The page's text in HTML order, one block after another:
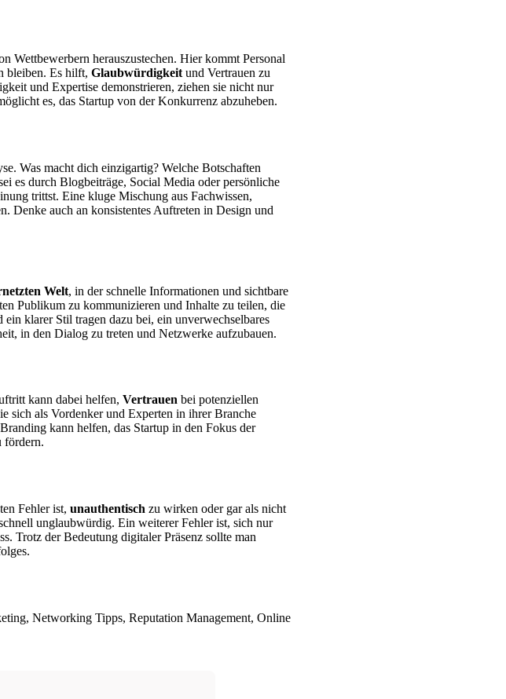
Wettbewerbern herauszustechen. Hier kommt Personal
bleiben. Es hilft, Glaubwürdigkeit und Vertrauen zu
und Expertise demonstrieren, ziehen sie nicht nur
es, das Startup von der Konkurrenz abzuheben.
Was macht dich einzigartig? Welche Botschaften
es durch Blogbeiträge, Social Media oder persönliche
trittst. Eine kluge Mischung aus Fachwissen,
Denke auch an konsistentes Auftreten in Design und
Welt, in der schnelle Informationen und sichtbare
Publikum zu kommunizieren und Inhalte zu teilen, die
klarer Stil tragen dazu bei, ein unverwechselbares
in den Dialog zu treten und Netzwerke aufzubauen.
kann dabei helfen, Vertrauen bei potenziellen
sich als Vordenker und Experten in ihrer Branche
kann helfen, das Startup in den Fokus der
fördern.
Fehler ist, unauthentisch zu wirken oder gar als nicht
unglaubwürdig. Ein weiterer Fehler ist, sich nur
Trotz der Bedeutung digitaler Präsenz sollte man
Networking Tipps, Reputation Management, Online